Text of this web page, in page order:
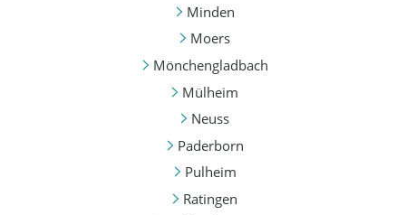
Minden
Moers
Mönchengladbach
Mülheim
Neuss
Paderborn
Pulheim
Ratingen